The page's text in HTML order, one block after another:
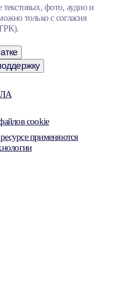
фото, аудио и
только с согласия
cookie
применяются